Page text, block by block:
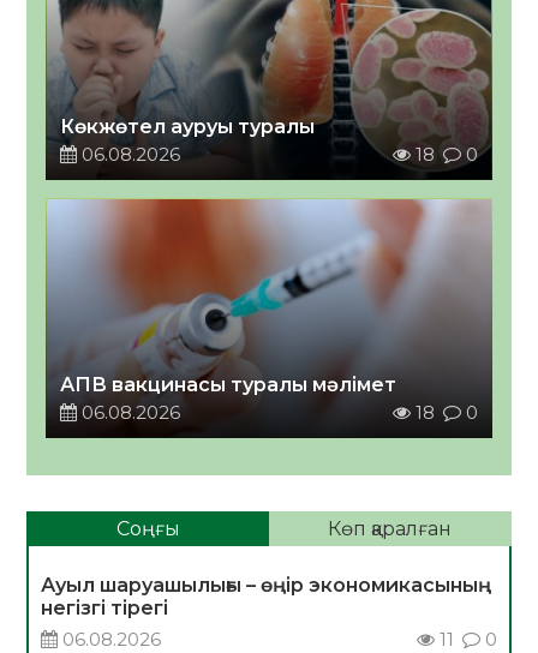
Көкжөтел ауруы туралы
06.08.2026
18 0
АПВ вакцинасы туралы мәлімет
06.08.2026
18 0
Соңғы Көп қаралған
Ауыл шаруашылығы – өңір экономикасының
негізгі тірегі
06.08.2026
11 0